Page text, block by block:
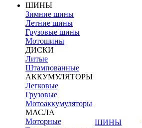
ШИНЫ
Зимние шины
Летние шины
Грузовые шины
Мотошины
ДИСКИ
Литые
Штампованные
АККУМУЛЯТОРЫ
Легковые
Грузовые
Мотоаккумуляторы
МАСЛА
Моторные
ШИНЫ